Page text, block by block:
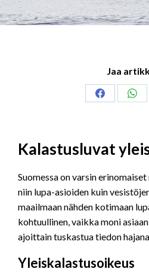
Jaa
Share
Kalastusluvat
Suomessa on varsin
niin lupa-asioiden kuin
maailmaan nähden kotimaan
kohtuullinen, vaikka moni
ajoittain tuskastua tiedon
Yleiskalastusoikeus